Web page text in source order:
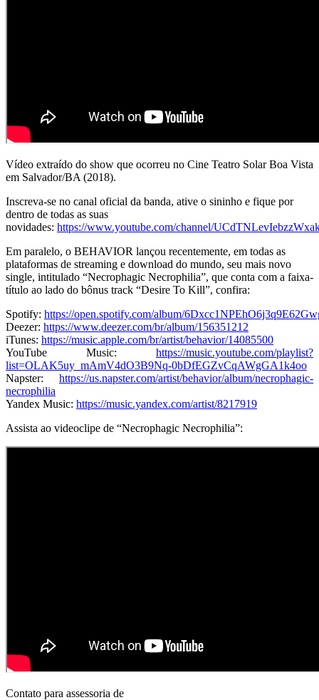
Vídeo extraído do show que ocorreu no Cine Teatro Solar Boa Vista
em Salvador/BA (2018).
Inscreva-se no canal oficial da banda, ative o sininho e fique por
dentro de todas as suas
novidades: https://www.youtube.com/channel/
Em paralelo, o BEHAVIOR lançou recentemente, em todas as
plataformas de streaming e download do mundo, seu mais novo
single, intitulado “Necrophagic Necrophilia”, que conta com a faixa-
título ao lado do bônus track “Desire To Kill”, confira:
Spotify: https://open.spotify.com/album/
Deezer: https://www.deezer.com/br/album/156351212
iTunes: https://music.apple.com/br/artist/behavior/14085500
YouTube Music: https://music.youtube.com/playlist?
list=OLAK5uy_mAmV4dO3B9Nq-0bDfEGZvCqAWgGA1k4oo
Napster: https://us.napster.com/artist/behavior/album/necrophagic-
necrophilia
Yandex Music: https://music.yandex.com/artist/8217919
Assista ao videoclipe de “Necrophagic Necrophilia”:
Contato para assessoria de